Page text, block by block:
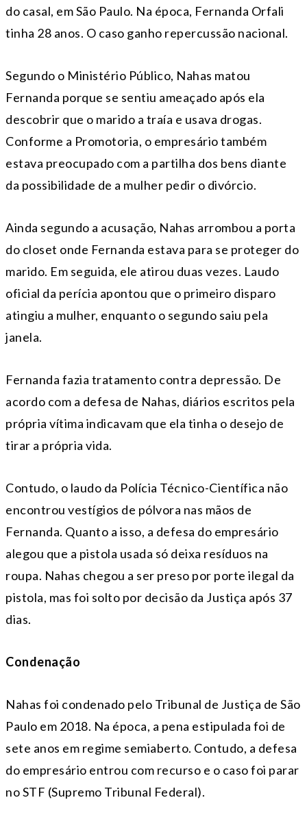
do casal, em São Paulo. Na época, Fernanda Orfali
tinha 28 anos. O caso ganho repercussão nacional.
Segundo o Ministério Público, Nahas matou
Fernanda porque se sentiu ameaçado após ela
descobrir que o marido a traía e usava drogas.
Conforme a Promotoria, o empresário também
estava preocupado com a partilha dos bens diante
da possibilidade de a mulher pedir o divórcio.
Ainda segundo a acusação, Nahas arrombou a porta
do closet onde Fernanda estava para se proteger do
marido. Em seguida, ele atirou duas vezes. Laudo
oficial da perícia apontou que o primeiro disparo
atingiu a mulher, enquanto o segundo saiu pela
janela.
Fernanda fazia tratamento contra depressão. De
acordo com a defesa de Nahas, diários escritos pela
própria vítima indicavam que ela tinha o desejo de
tirar a própria vida.
Contudo, o laudo da Polícia Técnico-Científica não
encontrou vestígios de pólvora nas mãos de
Fernanda. Quanto a isso, a defesa do empresário
alegou que a pistola usada só deixa resíduos na
roupa. Nahas chegou a ser preso por porte ilegal da
pistola, mas foi solto por decisão da Justiça após 37
dias.
Condenação
Nahas foi condenado pelo Tribunal de Justiça de São
Paulo em 2018. Na época, a pena estipulada foi de
sete anos em regime semiaberto. Contudo, a defesa
do empresário entrou com recurso e o caso foi parar
no STF (Supremo Tribunal Federal).